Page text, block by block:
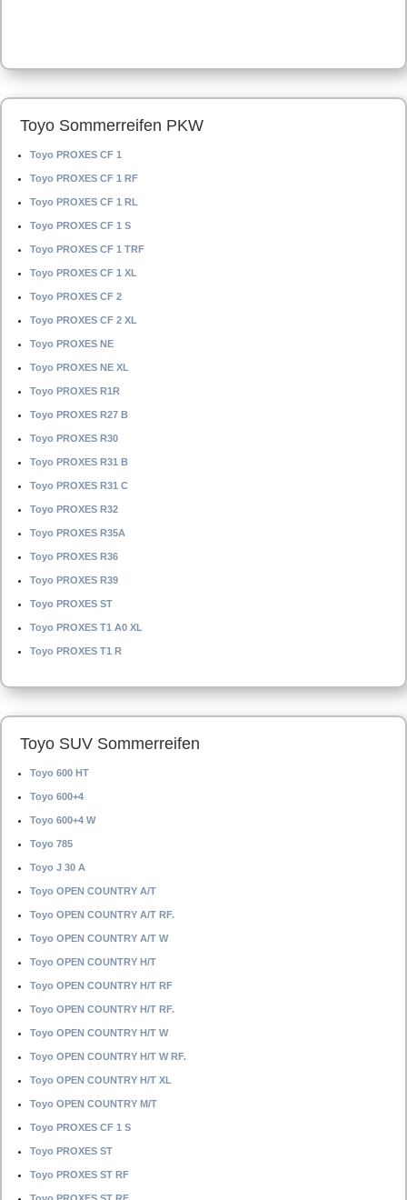
Toyo Sommerreifen PKW
Toyo PROXES CF 1
Toyo PROXES CF 1 RF
Toyo PROXES CF 1 RL
Toyo PROXES CF 1 S
Toyo PROXES CF 1 TRF
Toyo PROXES CF 1 XL
Toyo PROXES CF 2
Toyo PROXES CF 2 XL
Toyo PROXES NE
Toyo PROXES NE XL
Toyo PROXES R1R
Toyo PROXES R27 B
Toyo PROXES R30
Toyo PROXES R31 B
Toyo PROXES R31 C
Toyo PROXES R32
Toyo PROXES R35A
Toyo PROXES R36
Toyo PROXES R39
Toyo PROXES ST
Toyo PROXES T1 A0 XL
Toyo PROXES T1 R
Toyo SUV Sommerreifen
Toyo 600 HT
Toyo 600+4
Toyo 600+4 W
Toyo 785
Toyo J 30 A
Toyo OPEN COUNTRY A/T
Toyo OPEN COUNTRY A/T RF.
Toyo OPEN COUNTRY A/T W
Toyo OPEN COUNTRY H/T
Toyo OPEN COUNTRY H/T RF
Toyo OPEN COUNTRY H/T RF.
Toyo OPEN COUNTRY H/T W
Toyo OPEN COUNTRY H/T W RF.
Toyo OPEN COUNTRY H/T XL
Toyo OPEN COUNTRY M/T
Toyo PROXES CF 1 S
Toyo PROXES ST
Toyo PROXES ST RF